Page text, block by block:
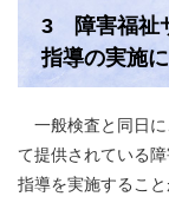
3 障害福祉
指導の実施
一般検査と同日に
て提供されている
指導を実施するこ